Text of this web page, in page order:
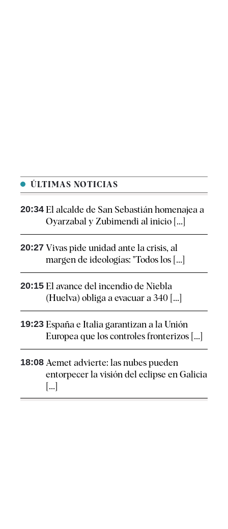
ÚLTIMAS NOTICIAS
20:34 El alcalde de San Sebastián homenajea a
Oyarzabal y Zubimendi al inicio [...]
20:27 Vivas pide unidad ante la crisis, al
margen de ideologías: "Todos los [...]
20:15 El avance del incendio de Niebla
(Huelva) obliga a evacuar a 340 [...]
19:23 España e Italia garantizan a la Unión
Europea que los controles fronterizos [...]
18:08 Aemet advierte: las nubes pueden
entorpecer la visión del eclipse en Galicia
[...]